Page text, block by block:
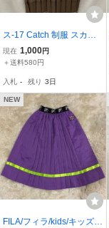
ス-17 Catch 制服 スカー
ト 130 A サイズ ブラウン
茶色 スクール ユニホーム
スカート YKK ファスナー
現在 1,000円
＋送料580円
入札 - 残り 3日
NEW
FILA/フィラ/kids/キッズ/